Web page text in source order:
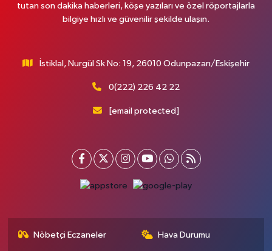
tutan son dakika haberleri, köşe yazıları ve özel röportajlarla
bilgiye hızlı ve güvenilir şekilde ulaşın.
İstiklal, Nurgül Sk No: 19, 26010 Odunpazarı/Eskişehir
0(222) 226 42 22
[email protected]
Nöbetçi Eczaneler Hava Durumu